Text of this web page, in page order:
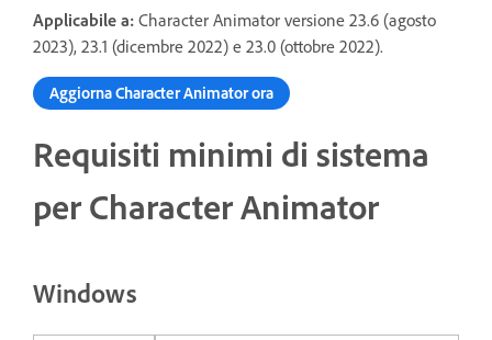
Applicabile a: Character Animator versione 23.6 (agosto
2023), 23.1 (dicembre 2022) e 23.0 (ottobre 2022).
Aggiorna Character Animator ora
Requisiti minimi di sistema
per Character Animator
Windows